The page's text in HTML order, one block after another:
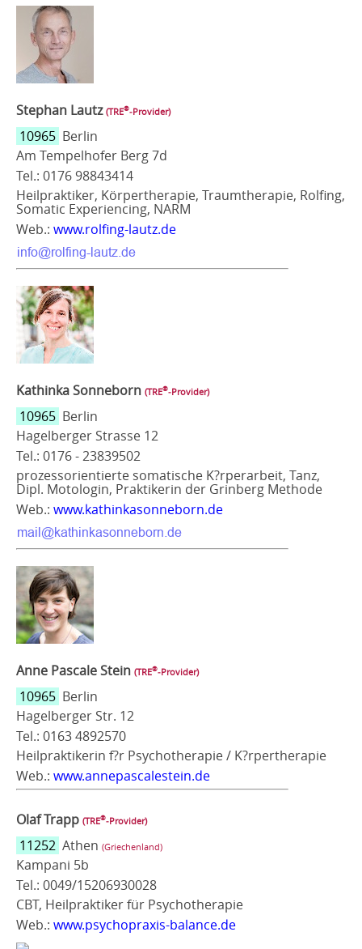
Stephan Lautz (TRE®‑Provider)
10965 Berlin
Am Tempelhofer Berg 7d
Tel.: 0176 98843414
Heilpraktiker, Körpertherapie, Traumtherapie, Rolfing,
Somatic Experiencing, NARM
Web.: www.rolfing-lautz.de
Kathinka Sonneborn (TRE®‑Provider)
10965 Berlin
Hagelberger Strasse 12
Tel.: 0176 - 23839502
prozessorientierte somatische K?rperarbeit, Tanz,
Dipl. Motologin, Praktikerin der Grinberg Methode
Web.: www.kathinkasonneborn.de
Anne Pascale Stein (TRE®‑Provider)
10965 Berlin
Hagelberger Str. 12
Tel.: 0163 4892570
Heilpraktikerin f?r Psychotherapie / K?rpertherapie
Web.: www.annepascalestein.de
Olaf Trapp (TRE®‑Provider)
11252 Athen (Griechenland)
Kampani 5b
Tel.: 0049/15206930028
CBT, Heilpraktiker für Psychotherapie
Web.: www.psychopraxis-balance.de